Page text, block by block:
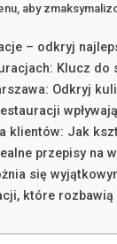
aby
– odkryj
Klucz
Odkryj
klientów: Jak
przepisy na
się
które